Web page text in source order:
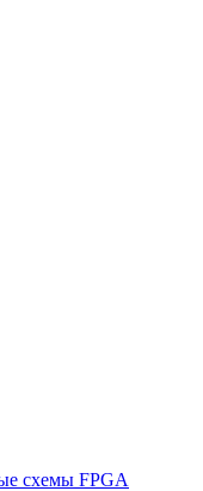
схемы FPGA